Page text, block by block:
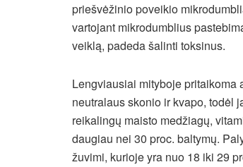
priešvėžinio poveikio
vartojant mikrodumblius
veiklą, padeda šalinti toksinus.
Lengviausiai mityboje pritaikoma
neutralaus skonio ir kvapo, todėl
reikalingų maisto medžiagų,
daugiau nei 30 proc. baltymų.
žuvimi, kurioje yra nuo 18 iki 29